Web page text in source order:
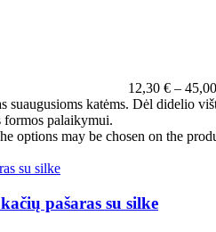
12,30 € – 45,00
suaugusioms katėms. Dėl didelio
palaikymui.
options may be chosen on the
pašaras su silke